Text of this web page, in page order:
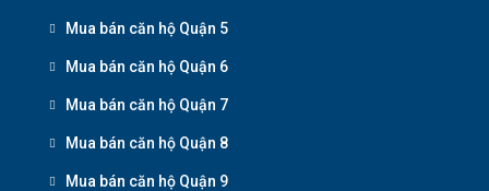
Mua bán căn hộ Quận 5
Mua bán căn hộ Quận 6
Mua bán căn hộ Quận 7
Mua bán căn hộ Quận 8
Mua bán căn hộ Quận 9